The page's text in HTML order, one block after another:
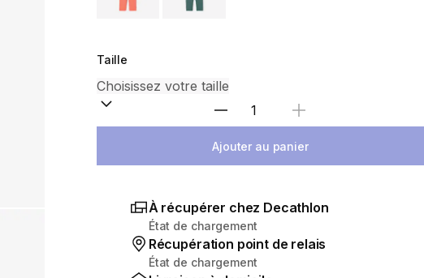
Taille
Sélectionnez la quantité
Ajouter au panier
À récupérer chez Decathlon
État de chargement
Récupération point de relais
État de chargement